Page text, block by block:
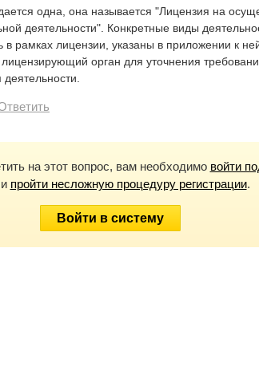
одна, она называется "Лицензия на
деятельности". Конкретные виды
в рамках лицензии, указаны в приложении к
лицензирующий орган для уточнения
на этот вопрос, вам необходимо войти
пройти несложную процедуру регистрации.
Войти в систему